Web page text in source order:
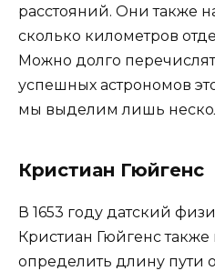
расстояний. Они также
сколько километров
Можно долго
успешных астрономов
мы выделим лишь
Кристиан Гюйгенс
В 1653 году датский
Кристиан Гюйгенс также
определить длину пути